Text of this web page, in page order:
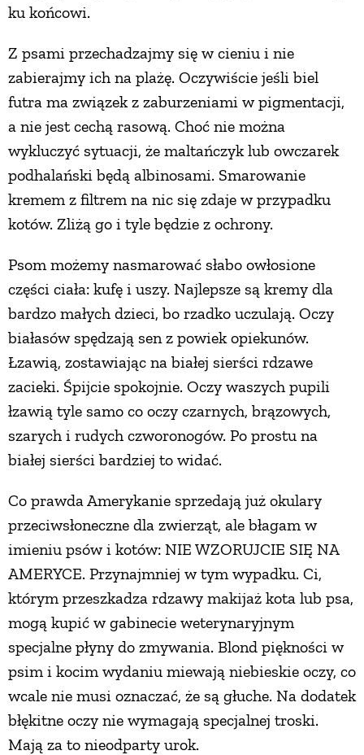
ku końcowi.
Z psami przechadzajmy się w cieniu i nie
zabierajmy ich na plażę. Oczywiście jeśli biel
futra ma związek z zaburzeniami w pigmentacji,
a nie jest cechą rasową. Choć nie można
wykluczyć sytuacji, że maltańczyk lub owczarek
podhalański będą albinosami. Smarowanie
kremem z filtrem na nic się zdaje w przypadku
kotów. Zliżą go i tyle będzie z ochrony.
Psom możemy nasmarować słabo owłosione
części ciała: kufę i uszy. Najlepsze są kremy dla
bardzo małych dzieci, bo rzadko uczulają. Oczy
białasów spędzają sen z powiek opiekunów.
Łzawią, zostawiając na białej sierści rdzawe
zacieki. Śpijcie spokojnie. Oczy waszych pupili
łzawią tyle samo co oczy czarnych, brązowych,
szarych i rudych czworonogów. Po prostu na
białej sierści bardziej to widać.
Co prawda Amerykanie sprzedają już okulary
przeciwsłoneczne dla zwierząt, ale błagam w
imieniu psów i kotów: NIE WZORUJCIE SIĘ NA
AMERYCE. Przynajmniej w tym wypadku. Ci,
którym przeszkadza rdzawy makijaż kota lub psa,
mogą kupić w gabinecie weterynaryjnym
specjalne płyny do zmywania. Blond piękności w
psim i kocim wydaniu miewają niebieskie oczy, co
wcale nie musi oznaczać, że są głuche. Na dodatek
błękitne oczy nie wymagają specjalnej troski.
Mają za to nieodparty urok.